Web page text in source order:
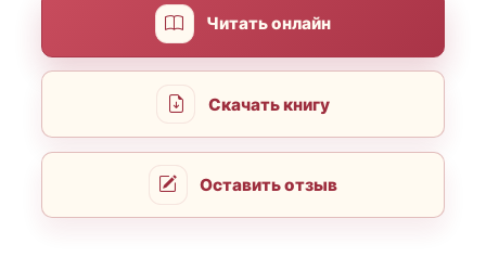
Читать онлайн
Скачать книгу
Оставить отзыв